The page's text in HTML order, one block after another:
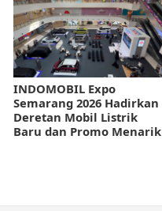
INDOMOBIL Expo
Semarang 2026 Hadirkan
Deretan Mobil Listrik
Baru dan Promo Menarik